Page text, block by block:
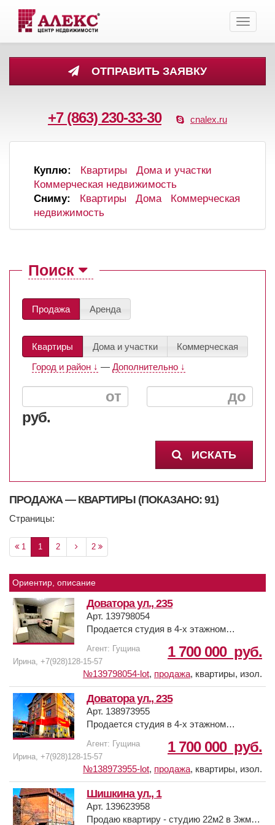
ОТПРАВИТЬ ЗАЯВКУ
+7 (863) 230-33-30 cnalex.ru
Toggle
Куплю: Квартиры
Дома и участки
Коммерческая недвижимость
Сниму:
Квартиры Дома
Коммерческая
недвижимость
Поиск
Продажа Аренда
Квартиры Дома и участки
Коммерческая
Город и район ↓ — Дополнительно ↓
руб.
ИСКАТЬ
ПРОДАЖА — КВАРТИРЫ (ПОКАЗАНО: 91)
Страницы:
1 1 2 2
Ориентир, описание
Доватора ул., 235
Арт. 139798054
Продается студия в 4-х этажном
Малиновского, дом свежий 2010 года.
Сделан капитальный ремонт: плитка на
полу, на стенах-декоративная
штукатурка, санузел совмещен, плитка,
душ, натяжные потолки, точечное
освещение, отличный вариант как для
проживания так и для сдачи в аренду,
есть вся необходимая мебель и техника.
Отличная транспортная развязка,
магазины,в доме "Чижик", супермаркеты,
"О Кей", "Касторама", "Золотой Вавилон",
Авторынок, новые жилые и
развлекательные комплексы, школы,
детские развивающие центры.
1 700 000 руб.
Агент: Гущина
Ирина, +7(928)128-15-57
№139798054-lot, продажа, квартиры, изол.
Доватора ул., 235
Арт. 138973955
Продается студия в 4-х этажном
Малиновского, дом свежий 2010 года,
квартира находится в цокольном этаже.
Сделан капитальный ремонт: плитка на
полу, на стенах-декоративная
штукатурка, санузел совмещен, плитка,
душ, натяжные потолки, точечное
1 700 000 руб.
Агент: Гущина
Ирина, +7(928)128-15-57
№138973955-lot, продажа, квартиры, изол.
Шишкина ул., 1
Арт. 139623958
Продаю квартиру - студию 22м2 в Зжм,